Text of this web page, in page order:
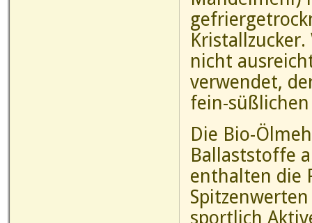
nicht
verwendet,
fein-
Die Bio-
Ballaststoffe
enthalten die
sportlich